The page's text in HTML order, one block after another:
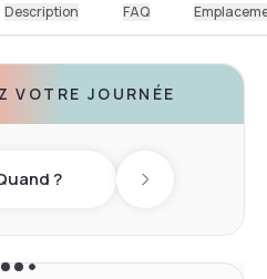
Description FAQ
VOTRE JOURNÉE
? Next day